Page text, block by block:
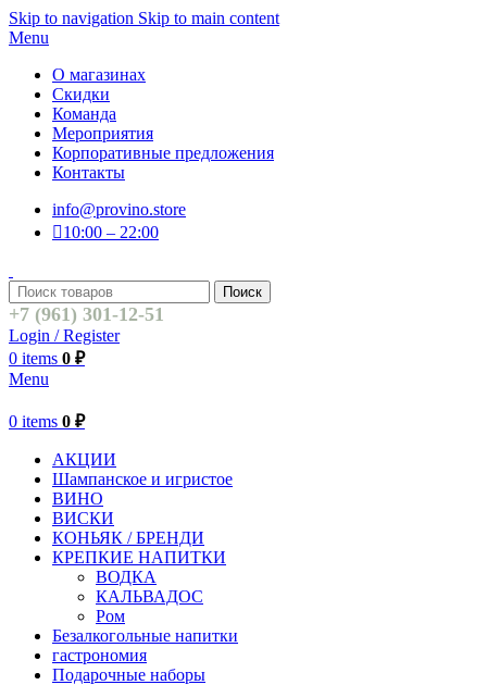
Skip to navigation Skip to main content
Menu
О магазинах
Скидки
Команда
Мероприятия
Корпоративные предложения
Контакты
info@provino.store
10:00 – 22:00
Поиск
+7 (961) 301-12-51
Login / Register
0 items 0 ₽
Menu
0 items 0 ₽
АКЦИИ
Шампанское и игристое
ВИНО
ВИСКИ
КОНЬЯК / БРЕНДИ
КРЕПКИЕ НАПИТКИ
ВОДКА
КАЛЬВАДОС
Ром
Безалкогольные напитки
гастрономия
Подарочные наборы